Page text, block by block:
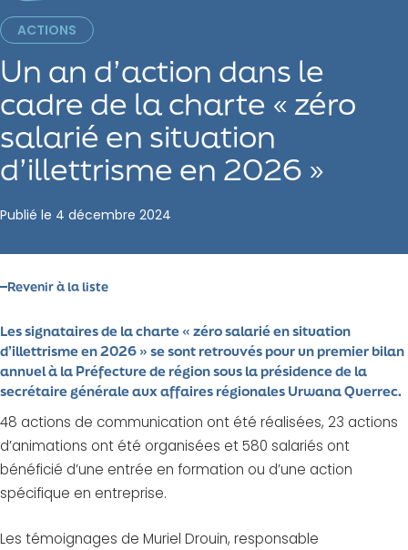
ACTIONS
Un an d’action dans le
cadre de la charte « zéro
salarié en situation
d’illettrisme en 2026 »
Publié le 4 décembre 2024
Revenir à la liste
Les signataires de la charte « zéro salarié en situation
d’illettrisme en 2026 » se sont retrouvés pour un premier bilan
annuel à la Préfecture de région sous la présidence de la
secrétaire générale aux affaires régionales Urwana Querrec.
48 actions de communication ont été réalisées, 23 actions
d’animations ont été organisées et 580 salariés ont
bénéficié d’une entrée en formation ou d’une action
spécifique en entreprise.
Les témoignages de Muriel Drouin, responsable